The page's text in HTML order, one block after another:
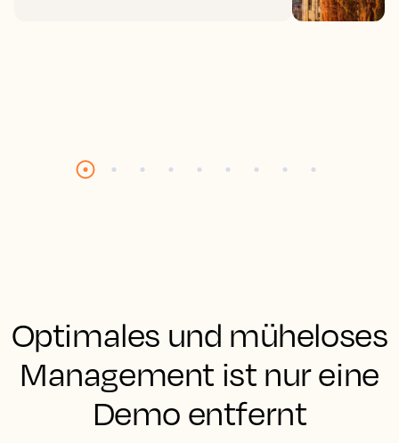
Optimales und müheloses
Management ist nur eine
Demo entfernt